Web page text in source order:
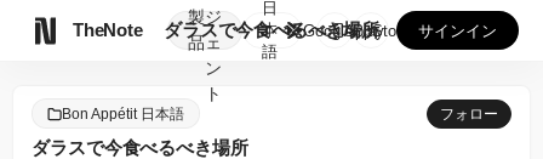
TheNote
製
品
ジ
ェ
ン
ト
ダラスで今食べるべき場所
日
本
語
GooglePlay
AppStore サインイン
Bon Appétit 日本語 フォロー
ダラスで今食べるべき場所